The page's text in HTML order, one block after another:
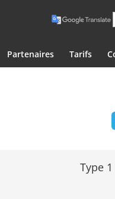
Partenaires Tarifs
Type 1